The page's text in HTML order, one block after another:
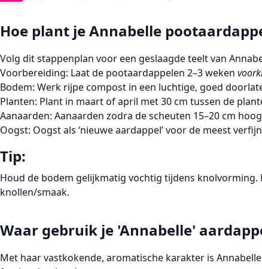
Hoe plant je Annabelle
Volg dit stappenplan voor een geslaagde teelt van
Voorbereiding: Laat de pootaardappelen 2–3 weken
Bodem: Werk rijpe compost in een luchtige, goed
Planten: Plant in maart of april met30 cm tussen de
Aanaarden: Aanaarden zodra de scheuten 15–20 cm
Oogst: Oogst als ‘nieuwe aardappel’ voor de meest
Tip:
Houd de bodem gelijkmatig vochtig tijdens
knollen/smaak.
Waar gebruik je 'Annabelle'
Met haarvastkokende, aromatische karakter is Annabelle